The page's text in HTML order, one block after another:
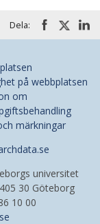
Dela:
på webbplatsen
om
märkningar
universitet
30 Göteborg
10 00